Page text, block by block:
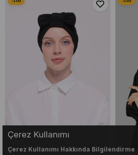
Çerez Kullanımı
Çerez Kullanımı Hakkında Bilgilendirme